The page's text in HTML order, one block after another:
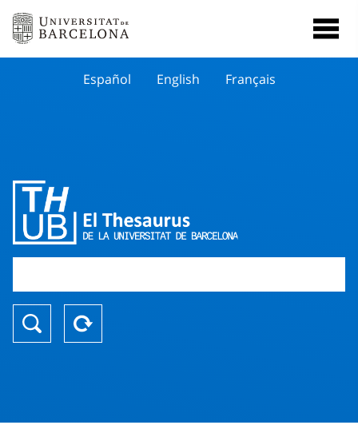
Español English Français